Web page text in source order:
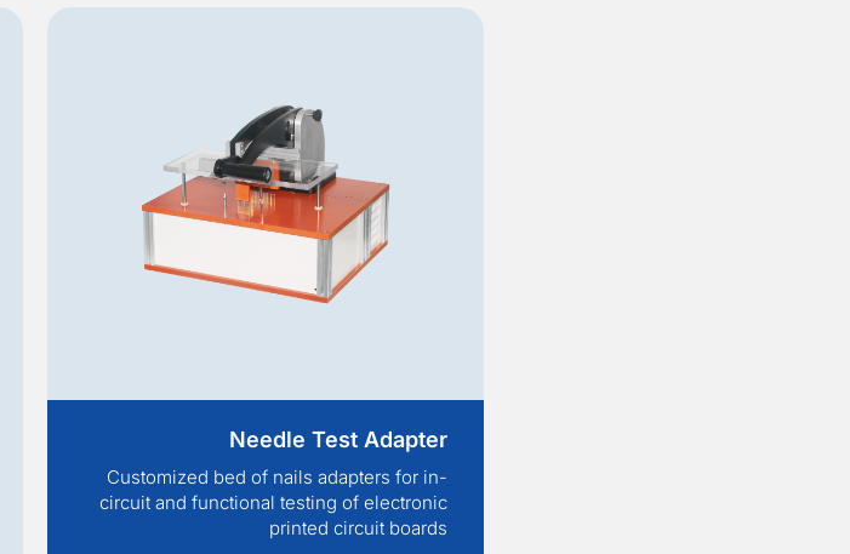
Needle Test Adapter
Customized bed of nails adapters for in-
circuit and functional testing of electronic
printed circuit boards